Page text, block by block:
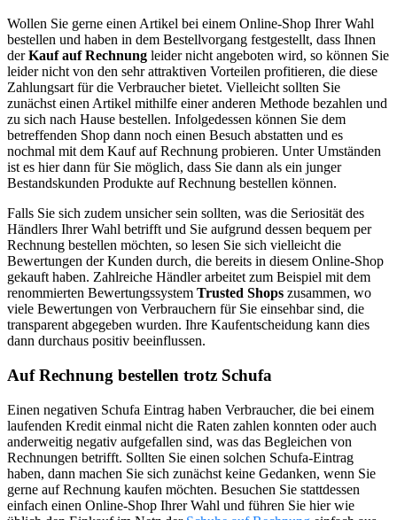
Wollen Sie gerne einen Artikel bei einem Online-Shop Ihrer Wahl
bestellen und haben in dem Bestellvorgang festgestellt, dass Ihnen
derKauf auf Rechnung leider nicht angeboten wird, so können Sie
leider nicht von den sehr attraktiven Vorteilen profitieren, die diese
Zahlungsart für die Verbraucher bietet. Vielleicht sollten Sie
zunächst einen Artikel mithilfe einer anderen Methode bezahlen und
zu sich nach Hause bestellen. Infolgedessen können Sie dem
betreffenden Shop dann noch einen Besuch abstatten und es
nochmal mit dem Kauf auf Rechnung probieren. Unter Umständen
ist es hier dann für Sie möglich, dass Sie dann als ein junger
Bestandskunden Produkte auf Rechnung bestellen können.
Falls Sie sich zudem unsicher sein sollten, was die Seriosität des
Händlers Ihrer Wahl betrifft und Sie aufgrund dessen bequem per
Rechnung bestellen möchten, so lesen Sie sich vielleicht die
Bewertungen der Kunden durch, die bereits in diesem Online-Shop
gekauft haben. Zahlreiche Händler arbeitet zum Beispiel mit dem
renommierten Bewertungssystem Trusted Shops zusammen, wo
viele Bewertungen von Verbrauchern für Sie einsehbar sind, die
transparent abgegeben wurden. Ihre Kaufentscheidung kann dies
dann durchaus positiv beeinflussen.
Auf Rechnung bestellen trotz Schufa
Einen negativen Schufa Eintrag haben Verbraucher, die bei einem
laufenden Kredit einmal nicht die Raten zahlen konnten oder auch
anderweitig negativ aufgefallen sind, was das Begleichen von
Rechnungen betrifft. Sollten Sie einen solchen Schufa-Eintrag
haben, dann machen Sie sich zunächst keine Gedanken, wenn Sie
gerne auf Rechnung kaufen möchten. Besuchen Sie stattdessen
einfach einen Online-Shop Ihrer Wahl und führen Sie hier wie